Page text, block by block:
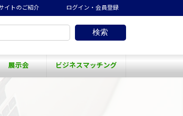
イトのご紹介 ログイン・会員登録
検索
展示会 ビジネスマッチング